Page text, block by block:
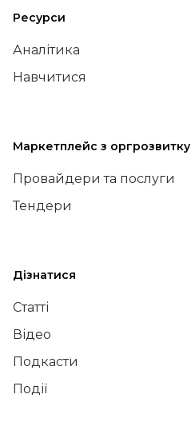
Ресурси
Аналітика
Навчитися
Маркетплейс з оргрозвитку
Провайдери та послуги
Тендери
Дізнатися
Статті
Відео
Подкасти
Події